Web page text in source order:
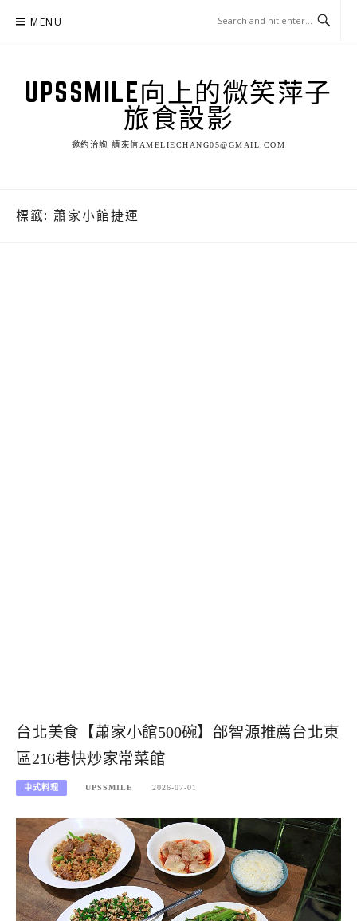
MENU
UPSSMILE向上的微笑萍子
旅食設影
邀約洽詢 請來信AMELIECHANG05@GMAIL.COM
標籤: 蕭家小館捷運
台北美食【蕭家小館500碗】邰智源推薦台北東
區216巷快炒家常菜館
中式料理 UPSSMILE 2026-07-01